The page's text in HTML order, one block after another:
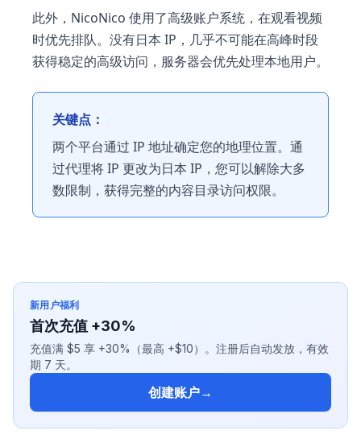
此外，NicoNico 使用了高级账户系统，在观看视频
时优先排队。没有日本 IP，几乎不可能在高峰时段
获得稳定的高级访问，服务器会优先处理本地用户。
关键点：
两个平台通过 IP 地址确定您的地理位置。通
过代理将 IP 更改为日本 IP，您可以解除大多
数限制，获得完整的内容目录访问权限。
新用户福利
首次充值 +30%
充值满 $5 享 +30%（最高 +$10）。注册后自动发放，有效
期 7 天。
创建账户→